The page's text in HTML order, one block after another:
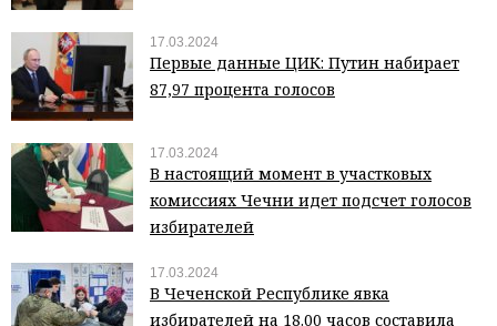
17.03.2024
Первые данные ЦИК: Путин набирает
87,97 процента голосов
17.03.2024
В настоящий момент в участковых
комиссиях Чечни идет подсчет голосов
избирателей
17.03.2024
В Чеченской Республике явка
избирателей на 18.00 часов составила